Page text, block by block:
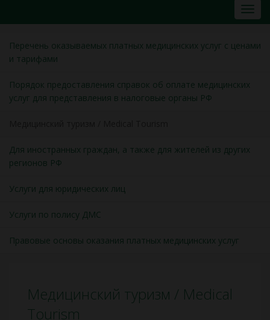
Перечень оказываемых платных медицинских услуг с ценами
и тарифами
Порядок предоставления справок об оплате медицинских
услуг для представления в налоговые органы РФ
Для иностранных граждан, а также для жителей из других
регионов РФ
Услуги для юридических лиц
Услуги по полису ДМС
Правовые основы оказания платных медицинских услуг
Медицинский туризм / Medical
Tourism